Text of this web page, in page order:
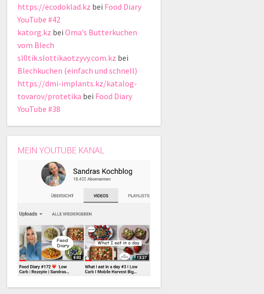
https://ecodoklad.kz bei Food Diary
YouTube #42
katorg.kz bei Oma’s Butterkuchen
vom Blech
sl0tik.slottikaotzyvy.com.kz bei
Blechkuchen (einfach und schnell)
https://dmi-implants.kz/katalog-
tovarov/protetika bei Food Diary
YouTube #38
MEIN YOUTUBE KANAL